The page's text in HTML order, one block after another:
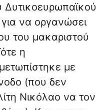
Δυτικοευρωπαϊκού
να οργανώσει
του μακαριστού
η
με
(που δεν
Νικόλαο να τον